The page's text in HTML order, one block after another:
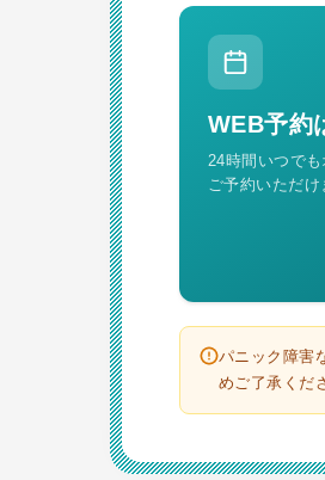
WEB予約
24時間いつで
ご予約いただけ
パニック障害
めご了承くだ